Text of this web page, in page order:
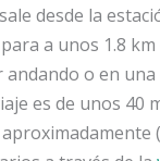
desde la
a unos 1.8
o en
es de unos 40